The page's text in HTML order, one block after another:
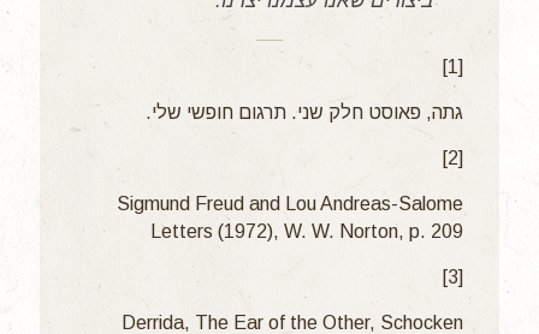
[1]
גתה, פאוסט חלק שני. תרגום חופשי שלי.
[2]
Sigmund Freud and Lou Andreas-Salome
Letters (1972), W. W. Norton, p. 209
[3]
Derrida, The Ear of the Other, Schocken